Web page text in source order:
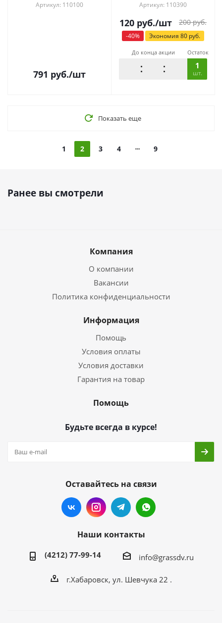
Артикул: 110100
791 руб./шт
Артикул: 110390
120 руб./шт 200руб.
-40% Экономия 80 руб.
До конца акции Остаток
1
шт.
Показать еще
1 2 3 4 9
Ранее вы смотрели
Компания
О компании
Вакансии
Политика конфиденциальности
Информация
Помощь
Условия оплаты
Условия доставки
Гарантия на товар
Помощь
Будьте всегда в курсе!
Оставайтесь на связи
Наши контакты
(4212) 77-99-14 info@grassdv.ru
г.Хабаровск, ул. Шевчука 22 .